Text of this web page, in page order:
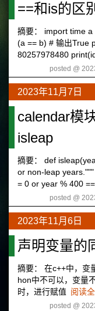
==和is的区别
摘要： import time
(a == b) # 输出True
80257978480
posted @
2023年11月7日
calendar模
isleap
摘要： def
or non-leap
= 0 or year % 400
posted @
2023年11月6日
声明变量的
摘要： 在c++中，变
hon中不可以，变量
时，进行赋值 阅读
posted @